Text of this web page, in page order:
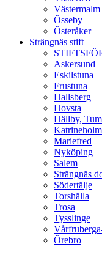
Västermalm
Össeby
Österåker
Strängnäs stift
Askersund
Eskilstuna
Frustuna
Hallsberg
Hovsta
Hällby,
Mariefred
Nyköping
Salem
Strängnäs
Södertälje
Torshälla
Trosa
Tysslinge
Örebro